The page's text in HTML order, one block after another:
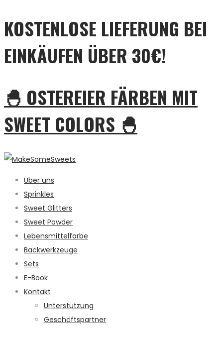
KOSTENLOSE LIEFERUNG BEI
EINKÄUFEN ÜBER 30€!
🐣 OSTEREIER FÄRBEN MIT
SWEET COLORS 🐣
Über uns
Sprinkles
Sweet Glitters
Sweet Powder
Lebensmittelfarbe
Backwerkzeuge
Sets
E-Book
Kontakt
Unterstützung
Geschäftspartner